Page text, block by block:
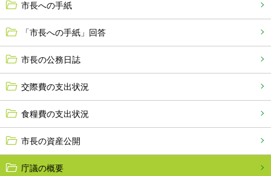
市長への手紙
「市長への手紙」回答
市長の公務日誌
交際費の支出状況
食糧費の支出状況
市長の資産公開
庁議の概要